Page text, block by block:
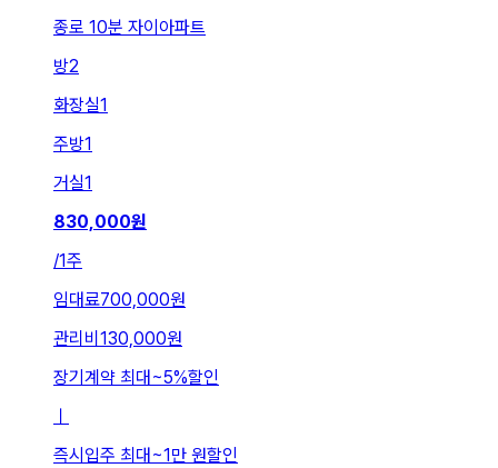
종로 10분 자이아파트
방2
화장실1
주방1
거실1
830,000원
/1주
임대료700,000원
관리비 130,000원
장기계약 최대 ~5%할인
즉시입주 최대 ~1만 원할인